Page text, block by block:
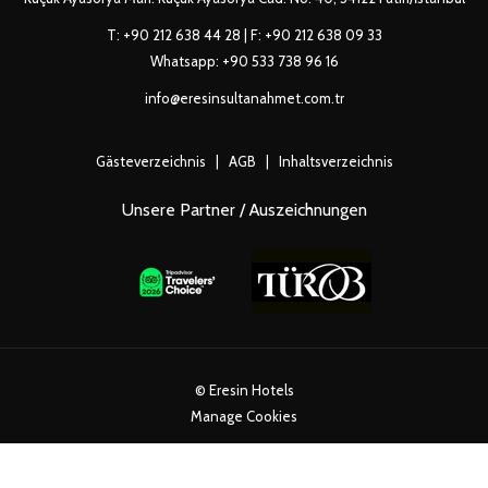
T: +90 212 638 44 28 | F: +90 212 638 09 33
Whatsapp: +90 533 738 96 16
info@eresinsultanahmet.com.tr
Gästeverzeichnis AGB Inhaltsverzeichnis
Unsere Partner / Auszeichnungen
© Eresin Hotels
Manage Cookies